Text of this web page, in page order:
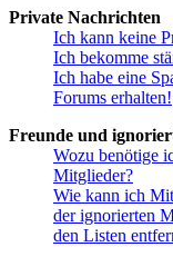
Private Nachrichten
Ich kann keine
Ich bekomme
Ich habe eine
Forums erhalten!
Freunde und
Wozu benötige
Mitglieder?
Wie kann ich
der ignorierten
den Listen